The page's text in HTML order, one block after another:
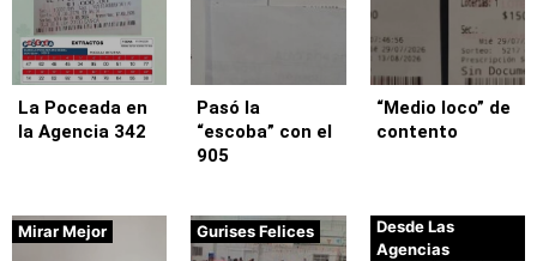
La Poceada en
la Agencia 342
Pasó la
“escoba” con el
905
“Medio loco” de
contento
Mirar Mejor Gurises Felices
Desde Las
Agencias